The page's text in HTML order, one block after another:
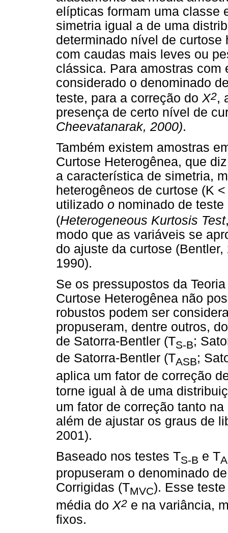
elípticas formam uma classe
simetria igual a de uma
determinado nível de
com caudas mais leves ou
clássica. Para amostras
considerado o denominado
teste, para a correção do X2,
presença de certo nível de
Cheevatanarak, 2000).
Também existem amostras
Curtose Heterogênea, que
a característica de simetria,
heterogêneos de curtose (K
utilizado o nominado de
(Heterogeneous Kurtosis Test
modo que as variáveis se
do ajuste da curtose
1990).
Se os pressupostos da
Curtose Heterogênea não
robustos podem ser
propuseram, dentre outros,
de Satorra-Bentler (TS-B;
de Satorra-Bentler (TASB;
aplica um fator de correção
torne igual à de uma
um fator de correção tanto
além de ajustar os graus de
2001).
Baseado nos testes TS-B e T
propuseram o denominado
Corrigidas (TMVC). Esse
média do X2 e na variância,
fixos.